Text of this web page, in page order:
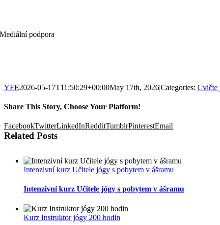
Mediální podpora
YFE2026-05-17T11:50:29+00:00May 17th, 2026|Categories: Cvičte
Share This Story, Choose Your Platform!
FacebookTwitterLinkedInRedditTumblrPinterestEmail
Related Posts
Intenzivní kurz Učitele jógy s pobytem v ášramu
Intenzivní kurz Učitele jógy s pobytem v ášramu
Kurz Instruktor jógy 200 hodin